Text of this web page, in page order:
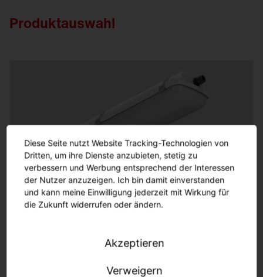
Produktauswahl
Diese Seite nutzt Website Tracking-Technologien von
Dritten, um ihre Dienste anzubieten, stetig zu
verbessern und Werbung entsprechend der Interessen
der Nutzer anzuzeigen. Ich bin damit einverstanden
und kann meine Einwilligung jederzeit mit Wirkung für
die Zukunft widerrufen oder ändern.
Akzeptieren
Verweigern